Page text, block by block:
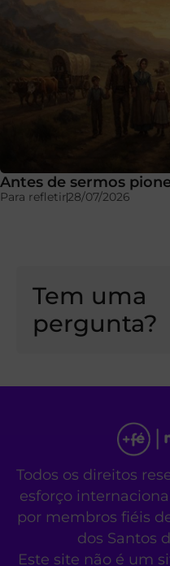
Antes de sermos
Para refletir28/07/2026
Tem uma
pergunta?
Todos os direitos
esforço
por membros fiéis
dos Santos
Este site não é um